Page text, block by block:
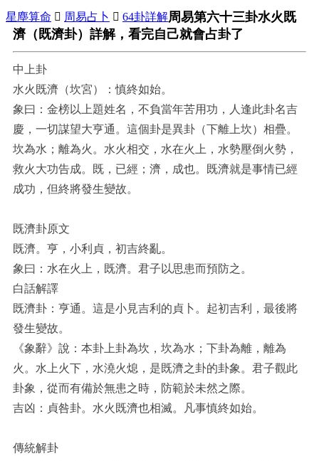
星塵算命  周易占卜  64卦詳解周易第六十三卦水火既
濟（既濟卦）詳解，看完自己就會占卦了
中上卦
水火既濟（坎宮）：慎終如始。
象曰：金榜以上題姓名，不負當年苦用功，人逢此卦名吉
慶，一切謀望大亨通。這個卦是異卦（下離上坎）相疊。
坎為水；離為火。水火相交，水在火上，水勢壓倒火勢，
救火大功告成。既，已經；濟，成也。既濟就是事情已經
成功，但終將發生變故。
既濟卦原文
既濟。亨，小利貞，初吉終亂。
象曰：水在火上，既濟。君子以思患而預防之。
白話解譯
既濟卦：亨通。這是小見吉利的貞卜。起初吉利，最後將
發生變故。
《象辭》說：本卦上卦為坎，坎為水；下卦為離，離為
火。水上火下，水澆火熄，是既濟之卦的卦象。君子觀此
卦象，從而有備於無患之時，防範於未然之際。
吉凶：貞咎卦。水火既濟也相滅。凡事慎終如始。
傳統解卦